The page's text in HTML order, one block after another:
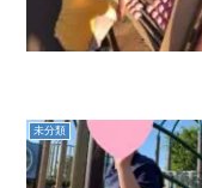
未分類